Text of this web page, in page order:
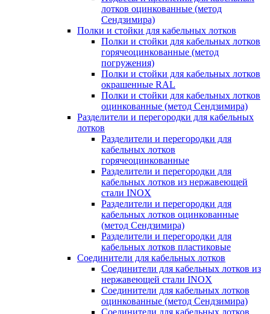
лотков оцинкованные (метод
Сендзимира)
Полки и стойки для кабельных лотков
Полки и стойки для кабельных лотков
горячеоцинкованные (метод
погружения)
Полки и стойки для кабельных лотков
окрашенные RAL
Полки и стойки для кабельных лотков
оцинкованные (метод Сендзимира)
Разделители и перегородки для кабельных
лотков
Разделители и перегородки для
кабельных лотков
горячеоцинкованные
Разделители и перегородки для
кабельных лотков из нержавеющей
стали INOX
Разделители и перегородки для
кабельных лотков оцинкованные
(метод Сендзимира)
Разделители и перегородки для
кабельных лотков пластиковые
Соединители для кабельных лотков
Соединители для кабельных лотков из
нержавеющей стали INOX
Соединители для кабельных лотков
оцинкованные (метод Сендзимира)
Соединители для кабельных лотков